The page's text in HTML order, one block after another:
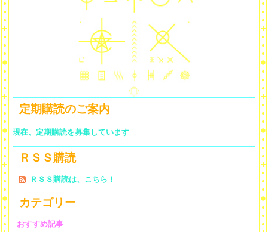
定期購読のご案内
現在、定期購読を募集しています
ＲＳＳ購読
ＲＳＳ購読は、こちら！
カテゴリー
おすすめ記事